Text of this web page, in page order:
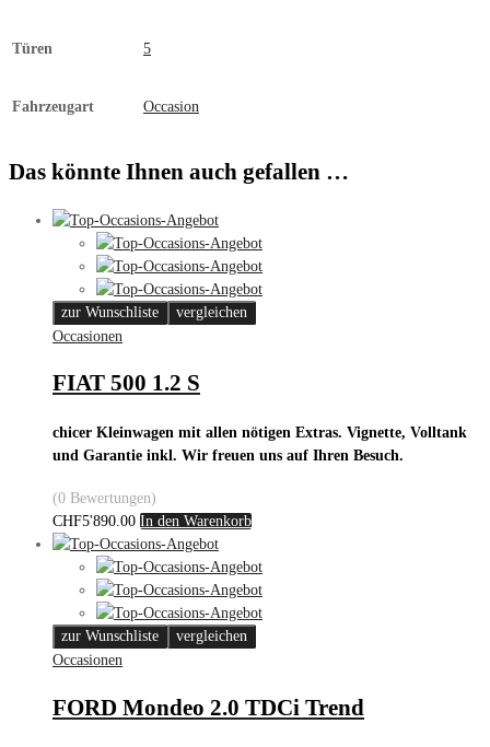
Türen 5
Fahrzeugart Occasion
Das könnte Ihnen auch gefallen …
zur Wunschliste
vergleichen
Occasionen
FIAT 500 1.2 S
chicer Kleinwagen mit allen nötigen Extras. Vignette, Volltank
und Garantie inkl. Wir freuen uns auf Ihren Besuch.
(0 Bewertungen)
CHF5'890.00 In den Warenkorb
zur Wunschliste
vergleichen
Occasionen
FORD Mondeo 2.0 TDCi Trend